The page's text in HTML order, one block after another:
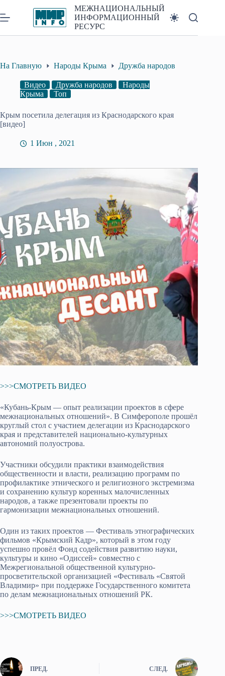
к
сути
МЕЖНАЦИОНАЛЬНЫЙ
ИНФОРМАЦИОННЫЙ
РЕСУРС
На Главную Народы Крыма Дружба народов
Видео Дружба народов
Народы
Крыма
Топ
Крым посетила делегация из Краснодарского края
[видео]
1 Июн , 2021
>>>СМОТРЕТЬ ВИДЕО
«Кубань-Крым — опыт реализации проектов в сфере
межнациональных отношений». В Симферополе прошёл
круглый стол с участием делегации из Краснодарского
края и представителей национально-культурных
автономий полуострова.
Участники обсудили практики взаимодействия
общественности и власти, реализацию программ по
профилактике этнического и религиозного экстремизма
и сохранению культур коренных малочисленных
народов, а также презентовали проекты по
гармонизации межнациональных отношений.
Один из таких проектов — Фестиваль этнографических
фильмов «Крымский Кадр», который в этом году
успешно провёл Фонд содействия развитию науки,
культуры и кино «Одиссей» совместно с
Межрегиональной общественной культурно-
просветительской организацией «Фестиваль «Святой
Владимир» при поддержке Государственного комитета
по делам межнациональных отношений РК.
>>>СМОТРЕТЬ ВИДЕО
ПРЕД. СЛЕД.